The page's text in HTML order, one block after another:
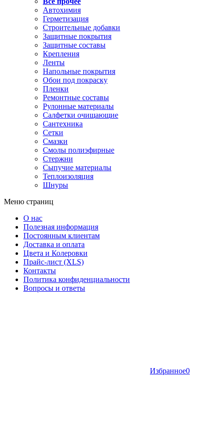
Автохимия
Герметизация
Строительные добавки
Защитные покрытия
Защитные составы
Крепления
Ленты
Напольные покрытия
Обои под покраску
Пленки
Ремонтные составы
Рулонные материалы
Салфетки очищающие
Сантехника
Сетки
Смазки
Смолы полиэфирные
Стержни
Сыпучие материалы
Теплоизоляция
Шнуры
Меню страниц
О нас
Полезная информация
Постоянным клиентам
Доставка и оплата
Цвета и Колеровки
Прайс-лист (XLS)
Контакты
Политика конфиденциальности
Вопросы и ответы
Избранное0